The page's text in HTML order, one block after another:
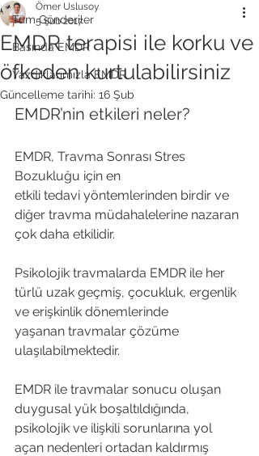
Tüm Gönderiler
Basında EMDR
Yazdıklarımızla EMDR
EMDR terapisi ile korku ve
öfkeden kurtulabilirsiniz
Ömer Uslusoy
5 Şub 2017
Güncelleme tarihi: 16 Şub
EMDR’nin etkileri neler?
EMDR, Travma Sonrası Stres
Bozukluğu için en
etkili tedavi yöntemlerinden birdir ve
diğer travma müdahalelerine nazaran
çok daha etkilidir.
Psikolojik travmalarda EMDR ile her
türlü uzak geçmiş, çocukluk, ergenlik
ve erişkinlik dönemlerinde
yaşanan travmalar çözüme
ulaşılabilmektedir.
EMDR ile travmalar sonucu oluşan
duygusal yük boşaltıldığında,
psikolojik ve ilişkili sorunlarına yol
açan nedenleri ortadan kaldırmış